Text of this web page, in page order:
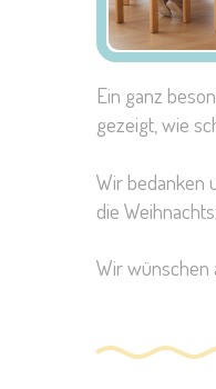
Ein ganz
gezeigt, wie
Wir bedanken
die
Wir wünschen